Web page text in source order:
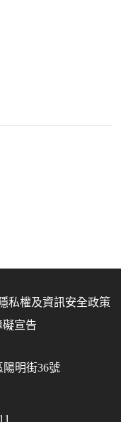
隱私權及資訊安全政策
礙宣告
陽明街36號